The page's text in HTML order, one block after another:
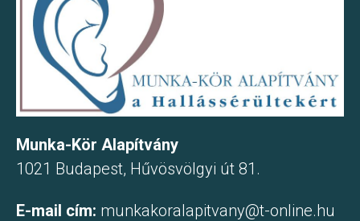
Munka-Kör Alapítvány
1021 Budapest, Hűvösvölgyi út 81.
E-mail cím: munkakoralapitvany@t-online.hu